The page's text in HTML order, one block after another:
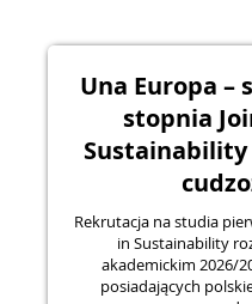
Una Europa –
stopnia
Sustainability
Rekrutacja na studia
in Sustainability
akademickim 2026/
posiadających